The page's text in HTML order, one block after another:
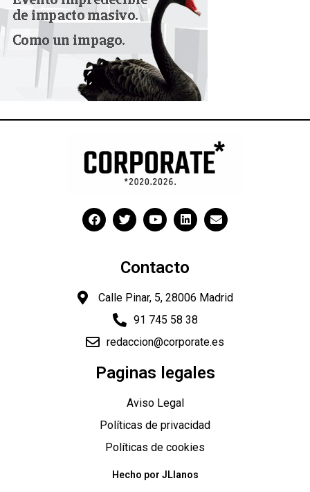
Contacto
Calle Pinar, 5, 28006 Madrid
91 745 58 38
redaccion@corporate.es
Paginas legales
Aviso Legal
Políticas de privacidad
Políticas de cookies
Hecho por JLlanos